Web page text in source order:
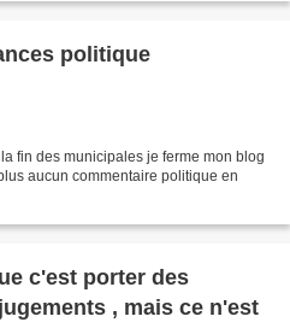
politique
fin des municipales je ferme mon blog
aucun commentaire politique en
c'est porter des
, mais ce n'est